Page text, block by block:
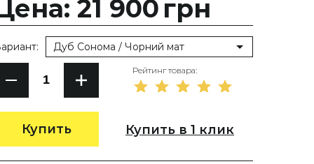
21 900 грн
Купить
Дуб Сонома / Чорний мат
Рейтинг товара:
Купить в 1 клик